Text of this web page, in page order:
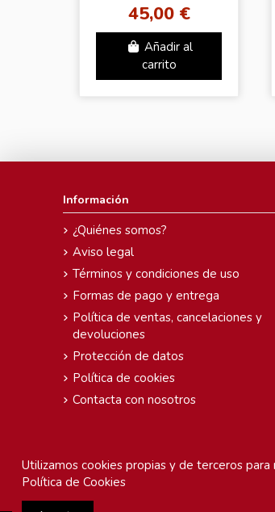
VER.
RIMURU(PRIVATE
TEMPEST)
45,00 €
Añadir al
carrito
Información
¿Quiénes somos?
Aviso legal
Términos y condiciones de uso
Formas de pago y entrega
Política de ventas, cancelaciones y
devoluciones
Protección de datos
Política de cookies
Contacta con nosotros
Utilizamos cookies propias y de terceros
Política de Cookies